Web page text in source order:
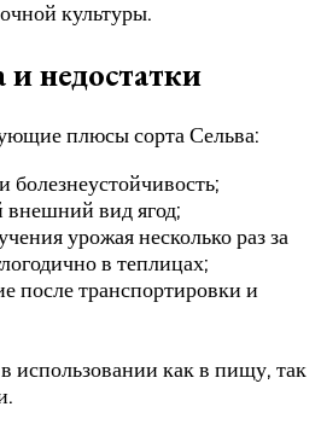
культуры.
недостатки
плюсы сорта Сельва:
болезнеустойчивость;
внешний вид ягод;
урожая несколько раз за
в теплицах;
после транспортировки и
использовании как в пищу, так